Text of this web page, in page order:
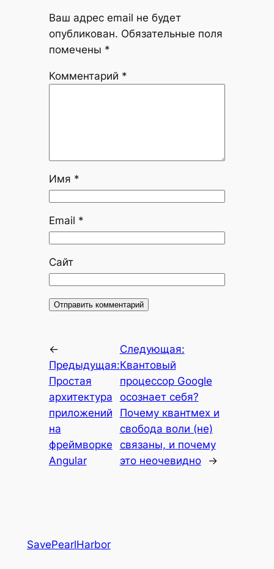
Ваш адрес email не будет
опубликован. Обязательные поля
помечены *
Комментарий *
Имя *
Email *
Сайт
←
Предыдущая:
Простая
архитектура
приложений
на
фреймворке
Angular
Следующая:
Квантовый
процессор Google
осознает себя?
Почему квантмех и
свобода воли (не)
связаны, и почему
это неочевидно
→
SavePearlHarbor